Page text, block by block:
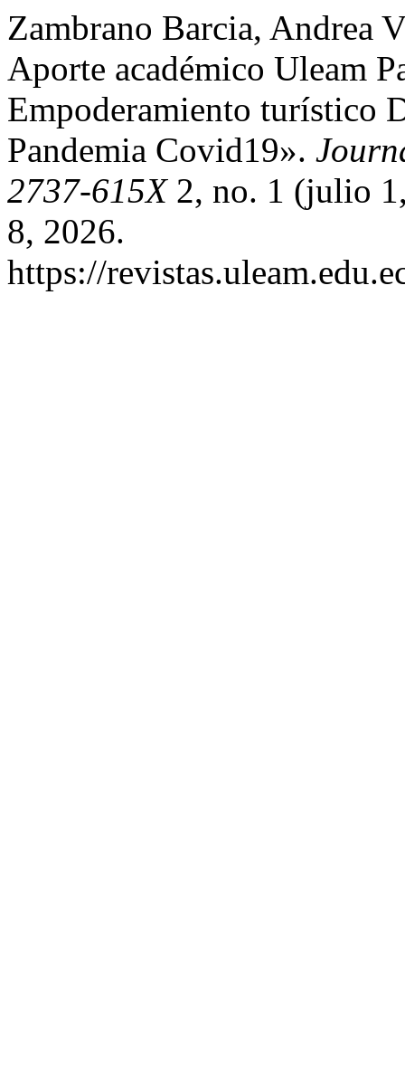
Zambrano Barcia, Andrea
Aporte académico Uleam
Empoderamiento turístico
Pandemia Covid19».
2737-615X2, no. 1 (julio
8, 2026.
https://